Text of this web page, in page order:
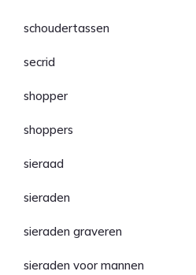
schoudertassen
secrid
shopper
shoppers
sieraad
sieraden
sieraden graveren
sieraden voor mannen